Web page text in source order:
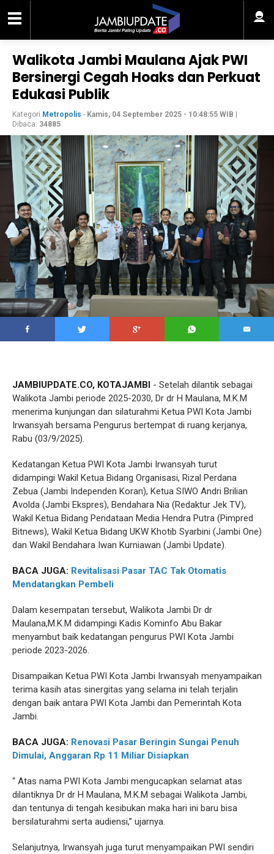
Walikota Jambi Maulana Ajak PWI
Bersinergi Cegah Hoaks dan Perkuat
Edukasi Publik
Kategori Metropolis - Kamis, 04 September 2025 - 10:48:55 WIB
Dibaca: 34885
JAMBIUPDATE.CO, KOTAJAMBI - Setelah dilantik sebagai
Walikota Jambi periode 2025-2030, Dr dr H Maulana, M.K.M
menerima kunjungan dan silaturahmi Ketua PWI Kota Jambi
Irwansyah bersama Pengurus bertempat di ruang kerjanya,
Rabu (03/9/2025).
Kedatangan Ketua PWI Kota Jambi Irwansyah turut
didampingi Wakil Ketua Bidang Organisasi, Rizal Perdana
Zebua (Jambi Independen Koran), Ketua SIWO Andri Brilian
Avolda (Jambi Ekspres), Bendahara Nia (Redaktur Jek TV),
Wakil Ketua Bidang Pendataan Media Hendra Putra (Pimpred
Bitnews), Wakil Ketua Bidang UKW Khotib Syarbini (Jambi One)
dan Wakil Bendahara Iwan Kurniawan (Jambi Update).
BACA JUGA: Revitalisasi Pasar TAC Tak Otomatis
Mendatangkan Pembeli
Dalam kesempatan tersebut, Walikota Jambi Dr dr
Maulana,M.K.M didampingi Kadis Kominfo Abu Bakar
menyambut baik kedatangan pengurus PWI Kota Jambi
periode 2023-2026.
Disampaikan Ketua PWI Kota Jambi Irwansyah menyampaikan
terima kasih atas sinergitas yang selama ini telah terjalin
dengan baik antara PWI Kota Jambi dan Pemerintah Kota
Jambi.
BACA JUGA: Renovasi Pasar Beringin Sungai Penuh
Dimulai, Anggaran Rp 11 Miliar Disiapkan
“ Atas nama PWI Kota Jambi mengucapkan selamat atas
dilantiknya Dr dr H Maulana, M.K.M sebagai Walikota Jambi,
dan tentunya di tengah kesibukan maka hari ini baru bisa
bersilaturahmi serta audiensi,” ujarnya.
Selanjutnya, Irwansyah juga turut menyampaikan PWI sendiri